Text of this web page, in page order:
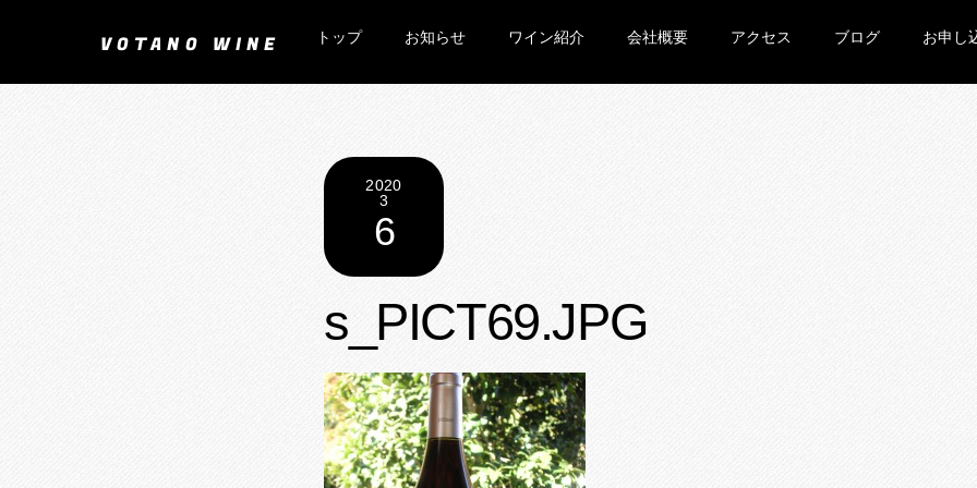
VOTANO WINE トップ お知らせ ワイン紹介 会社概要 アクセス ブログ お申し
2020
3
6
s_PICT69.JPG